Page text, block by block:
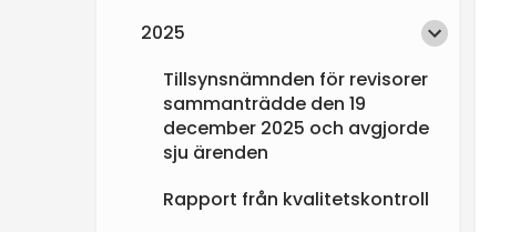
2025
Tillsynsnämnden för revisorer
sammanträdde den 19
december 2025 och avgjorde
sju ärenden
Rapport från kvalitetskontroll